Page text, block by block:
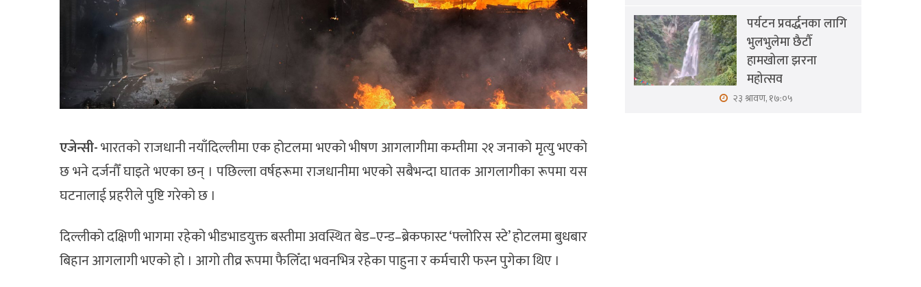
एजेन्सी-भारतको राजधानी नयाँदिल्लीमा एक होटलमा भएको भीषण आगलागीमा कम्तीमा २१ जनाको मृत्यु भएको
छ भने दर्जनौँ घाइते भएका छन् । पछिल्ला वर्षहरूमा राजधानीमा भएको सबैभन्दा घातक आगलागीका रूपमा यस
घटनालाई प्रहरीले पुष्टि गरेको छ ।
दिल्लीको दक्षिणी भागमा रहेको भीडभाडयुक्त बस्तीमा अवस्थित बेड–एन्ड–ब्रेकफास्ट ‘फ्लोरिस स्टे’ होटलमा बुधबार
बिहान आगलागी भएको हो । आगो तीव्र रूपमा फैलिँदा भवनभित्र रहेका पाहुना र कर्मचारी फस्न पुगेका थिए ।
पर्यटन प्रवर्द्धनका लागि
भुलभुलेमा छैटौँ
हामखोला झरना
महोत्सव
२३ श्रावण, १७:०५